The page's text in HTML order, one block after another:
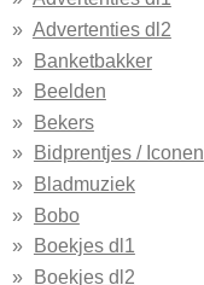
Advertenties dl2
Banketbakker
Beelden
Bekers
Bidprentjes / Iconen
Bladmuziek
Bobo
Boekjes dl1
Boekjes dl2